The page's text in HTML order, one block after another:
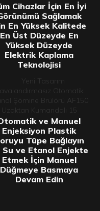
Cihazlar İçin En İyi
Sağlamak
En Yüksek Kalitede
En Üst Düzeyde En
Yüksek Düzeyde
Elektrik Kaplama
Teknolojisi
ve Manuel
Enjeksiyon Plastik
Tüpe Bağlayın
Su ve Etanol Enjekte
Etmek İçin Manuel
Düğmeye Basmaya
Devam Edin